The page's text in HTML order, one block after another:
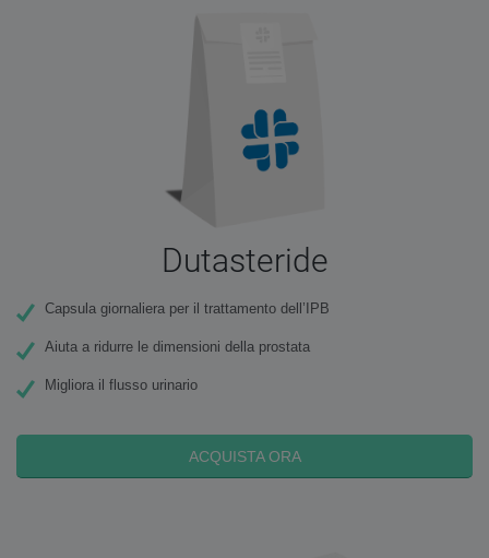
Dutasteride
Capsula giornaliera per il trattamento dell’IPB
Aiuta a ridurre le dimensioni della prostata
Migliora il flusso urinario
ACQUISTA ORA